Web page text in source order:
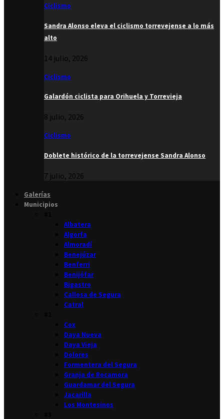
Ciclismo
Sandra Alonso eleva el ciclismo torrevejense a lo más
alto
14 julio, 2026
Ciclismo
Galardón ciclista para Orihuela y Torrevieja
8 julio, 2026
Ciclismo
Doblete histórico de la torrevejense Sandra Alonso
7 julio, 2026
Galerías
Municipios
Albatera
Algorfa
Almoradí
Benejúzar
Benferri
Benijófar
Bigastro
Callosa de Segura
Catral
Cox
Daya Nueva
Daya Vieja
Dolores
Formentera del Segura
Granja de Rocamora
Guardamar del Segura
Jacarilla
Los Montesinos